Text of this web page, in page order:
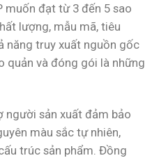
muốn đạt từ 3 đến 5 sao
lượng, mẫu mã, tiêu
năng truy xuất nguồn gốc
quản và đóng gói là những
người sản xuất đảm bảo
màu sắc tự nhiên,
trúc sản phẩm. Đồng